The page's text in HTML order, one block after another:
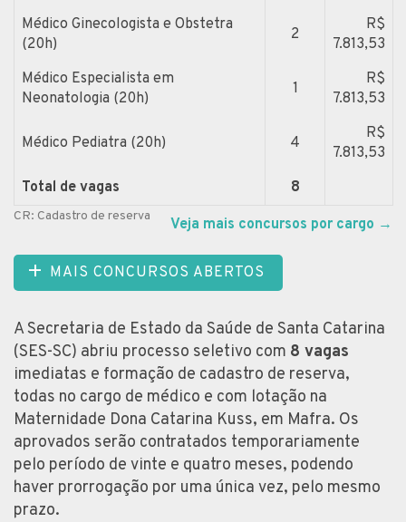
Médico Ginecologista e Obstetra
(20h)
2
R$
7.813,53
Médico Especialista em
Neonatologia (20h)
1
R$
7.813,53
Médico Pediatra (20h) 4
R$
7.813,53
Total de vagas
8
CR: Cadastro de reserva Veja mais concursos por cargo →
MAIS CONCURSOS ABERTOS
A Secretaria de Estado da Saúde de Santa Catarina
(SES-SC) abriu processo seletivo com 8 vagas
imediatas e formação de cadastro de reserva,
todas no cargo de médico e com lotação na
Maternidade Dona Catarina Kuss, em Mafra. Os
aprovados serão contratados temporariamente
pelo período de vinte e quatro meses, podendo
haver prorrogação por uma única vez, pelo mesmo
prazo.